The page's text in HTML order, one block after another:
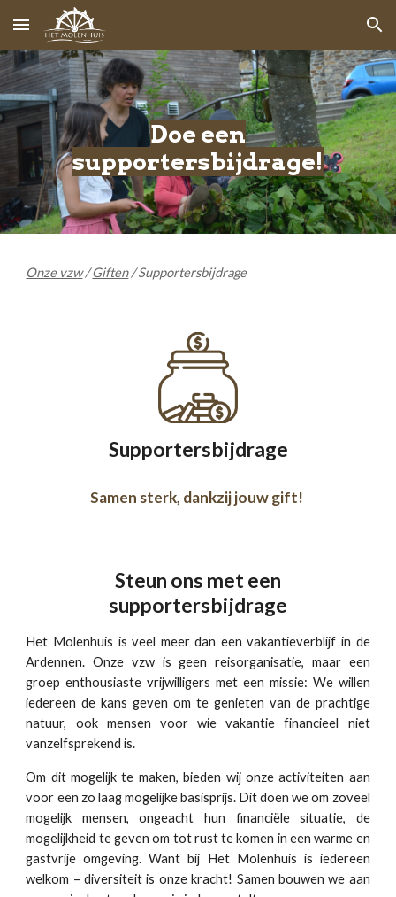
Skip to main content Skip to navigation
Doe een
supportersbijdrage!
Onze vzw/Giften/ Supportersbijdrage
Supportersbijdrage
Samen sterk, dankzij jouw gift!
Steun ons met een
supportersbijdrage
Het Molenhuis is veel meer dan een vakantieverblijf in de
Ardennen. Onze vzw is geen reisorganisatie, maar een
groep enthousiaste vrijwilligers met een missie: We willen
iedereen de kans geven om te genieten van de prachtige
natuur, ook mensen voor wie vakantie financieel niet
vanzelfsprekend is.
Om dit mogelijk te maken, bieden wij onze activiteiten aan
voor een zo laag mogelijke basisprijs. Dit doen we om zoveel
mogelijk mensen, ongeacht hun financiële situatie, de
mogelijkheid te geven om tot rust te komen in een warme en
gastvrije omgeving. Want bij Het Molenhuis is iedereen
welkom – diversiteit is onze kracht! Samen bouwen we aan